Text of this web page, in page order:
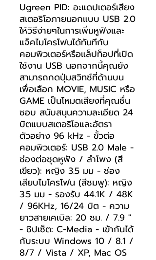
Ugreen PID: อะแดปเตอร์เสียง
สเตอริโอภายนอกแบบ USB 2.0
ให้วิธีง่ายๆในการเพิ่มหูฟังและ
แจ็คไมโครโฟนได้ทันทีกับ
คอมพิวเตอร์หรือแล็ปท็อปที่เปิด
ใช้งาน USB นอกจากนี้คุณยัง
สามารถกดปุ่มสวิทช์ที่ด้านบน
เพื่อเลือก MOVIE, MUSIC หรือ
GAME เป็นโหมดเสียงที่คุณชื่น
ชอบ สนับสนุนความละเอียด 24
บิตแบบสเตอริโอและอัตรา
ตัวอย่าง 96 kHz - ขั้วต่อ
คอมพิวเตอร์: USB 2.0 Male -
ช่องต่อชุดหูฟัง / ลำโพง (สี
เขียว): หญิง 3.5 มม - ช่อง
เสียบไมโครโฟน (สีชมพู): หญิง
3.5 มม - รองรับ 44.1K / 48K
/ 96KHz, 16/24 บิต - ความ
ยาวสายเคเบิล: 20 ซม. / 7.9 "
- ชิปเซ็ต: C-Media - เข้ากันได้
กับระบบ Windows 10 / 8.1 /
8/7 / Vista / XP, Mac OS